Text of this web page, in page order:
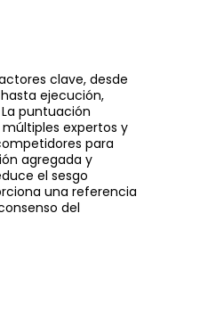
clave, desde
ejecución,
puntuación
expertos y
para
agregada y
el sesgo
una referencia
del